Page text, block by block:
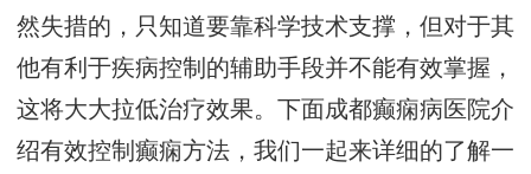
然失措的，只知道要靠科学技术支撑，但对于其
他有利于疾病控制的辅助手段并不能有效掌握，
这将大大拉低治疗效果。下面成都癫痫病医院介
绍有效控制癫痫方法，我们一起来详细的了解一